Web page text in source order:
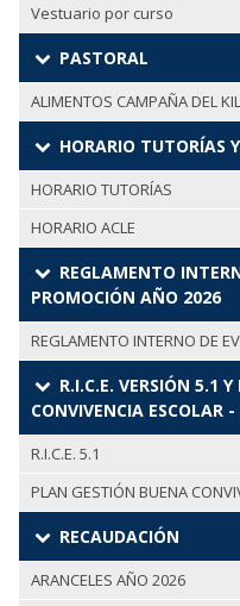
Vestuario por curso
PASTORAL
ALIMENTOS CAMPAÑA DEL
HORARIO TUTORÍAS
HORARIO TUTORÍAS
HORARIO ACLE
REGLAMENTO
PROMOCIÓN AÑO 2026
REGLAMENTO INTERNO DE
R.I.C.E. VERSIÓN 5.1
CONVIVENCIA ESCOLAR
R.I.C.E. 5.1
PLAN GESTIÓN BUENA
RECAUDACIÓN
ARANCELES AÑO 2026